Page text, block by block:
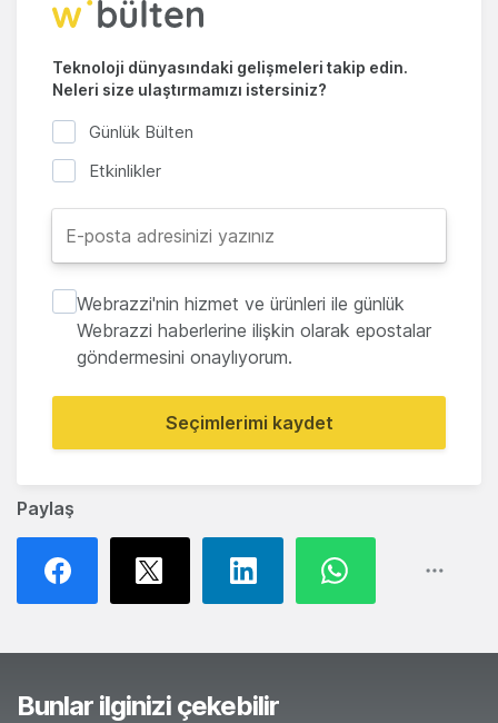
Paylaş
Teknoloji dünyasındaki gelişmeleri takip edin.
Neleri size ulaştırmamızı istersiniz?
Günlük Bülten
Etkinlikler
Webrazzi'nin hizmet ve ürünleri ile günlük
Webrazzi haberlerine ilişkin olarak epostalar
göndermesini onaylıyorum.
Seçimlerimi kaydet
Bunlar ilginizi çekebilir